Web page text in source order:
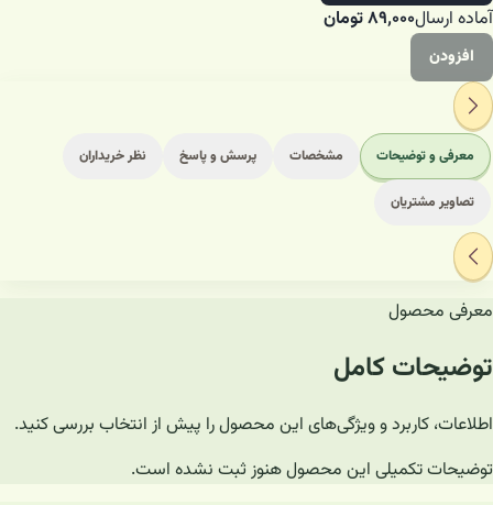
آماده ارسال۸۹٬۰۰۰تومان
افزودن
معرفی و توضیحات مشخصات پرسش و پاسخ نظر خریداران
تصاویر مشتریان
معرفی محصول
توضیحات کامل
اطلاعات، کاربرد و ویژگی‌های این محصول را پیش از انتخاب بررسی کنید.
توضیحات تکمیلی این محصول هنوز ثبت نشده است.